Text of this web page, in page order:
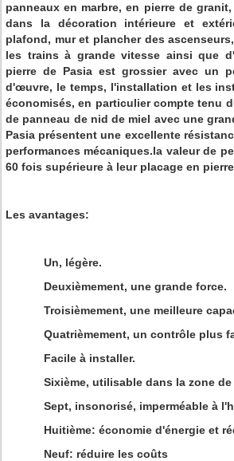
panneaux en marbre, en pierre de
dans la décoration intérieure et
plafond, mur et plancher des
les trains à grande vitesse ainsi que
pierre de Pasia est grossier avec un
d'œuvre, le temps, l'installation et les
économisés, en particulier compte tenu
de panneau de nid de miel avec une
Pasia présentent une excellente
performances mécaniques.la valeur de
60 fois supérieure à leur placage en
Les avantages:
Un, légère.
Deuxièmement, une grande force.
Troisièmement, une meilleure
Quatrièmement, un contrôle plus
Facile à installer.
Sixième, utilisable dans la zone
Sept, insonorisé, imperméable à
Huitième: économie d'énergie et
Neuf: réduire les coûts